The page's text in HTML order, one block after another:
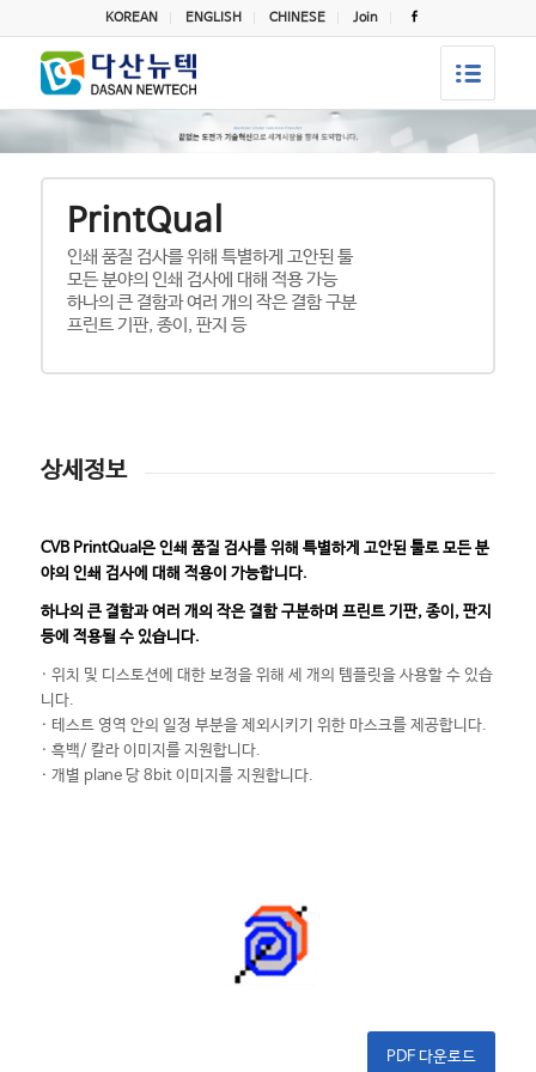
KOREAN ENGLISH CHINESE Join
PrintQual
인쇄 품질 검사를 위해 특별하게 고안된 툴
모든 분야의 인쇄 검사에 대해 적용 가능
하나의 큰 결함과 여러 개의 작은 결함 구분
프린트 기판, 종이, 판지 등
상세정보
CVB PrintQual은 인쇄 품질 검사를 위해 특별하게 고안된 툴로 모든 분
야의 인쇄 검사에 대해 적용이 가능합니다.
하나의 큰 결함과 여러 개의 작은 결함 구분하며 프린트 기판, 종이, 판지
등에 적용될 수 있습니다.
· 위치 및 디스토션에 대한 보정을 위해 세 개의 템플릿을 사용할 수 있습
니다.
· 테스트 영역 안의 일정 부분을 제외시키기 위한 마스크를 제공합니다.
· 흑백/ 칼라 이미지를 지원합니다.
· 개별 plane 당 8bit 이미지를 지원합니다.
PDF 다운로드